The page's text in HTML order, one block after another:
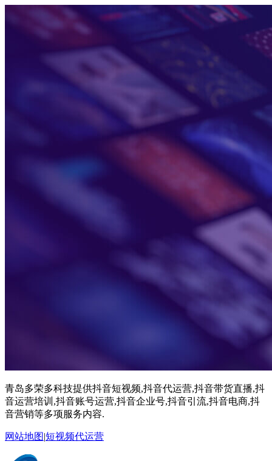
青岛多荣多科技提供抖音短视频,抖音代运营,抖音带货直播,抖
音运营培训,抖音账号运营,抖音企业号,抖音引流,抖音电商,抖
音营销等多项服务内容.
网站地图|短视频代运营